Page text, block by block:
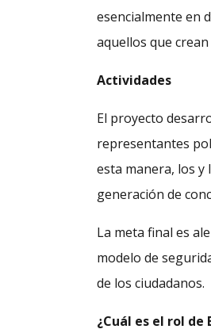
esencialmente en
aquellos que
Actividades
El proyecto
representantes
esta manera, los
generación de
La meta final es
modelo de
de los ciudadanos.
¿Cuál es el rol de